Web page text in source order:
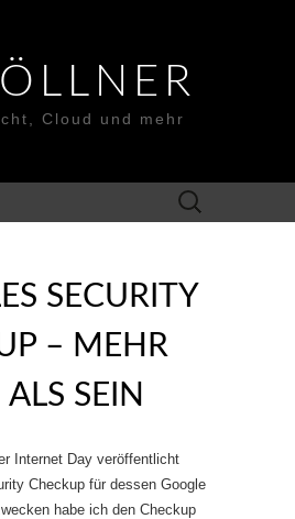
Cloud und mehr
Suchen
nach:
SECURITY
– MEHR
SEIN
Internet Day veröffentlicht
Checkup für dessen Google
habe ich den Checkup